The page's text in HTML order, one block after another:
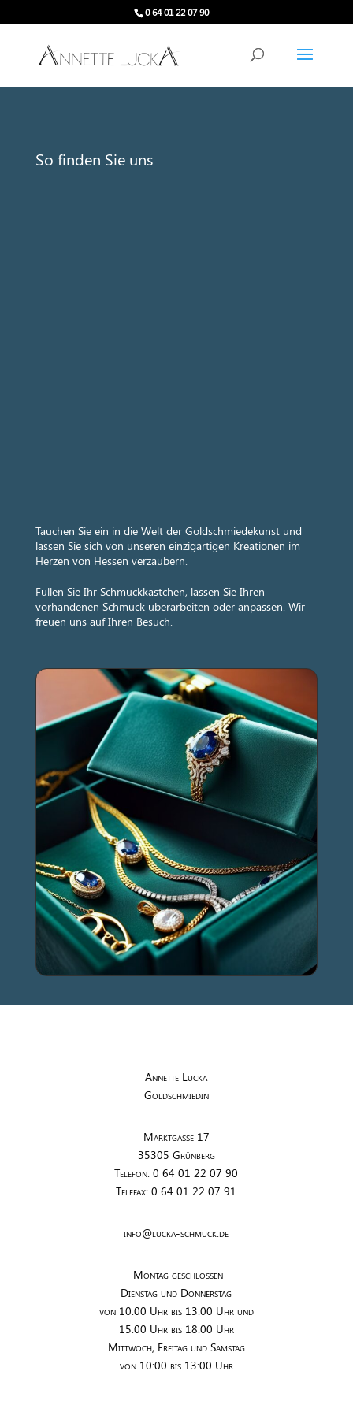
0 64 01 22 07 90
So finden Sie uns
Tauchen Sie ein in die Welt der Goldschmiedekunst und
lassen Sie sich von unseren einzigartigen Kreationen im
Herzen von Hessen verzaubern.
Füllen Sie Ihr Schmuckkästchen, lassen Sie Ihren
vorhandenen Schmuck überarbeiten oder anpassen. Wir
freuen uns auf Ihren Besuch.
Annette Lucka
Goldschmiedin
Marktgasse 17
35305 Grünberg
Telefon: 0 64 01 22 07 90
Telefax: 0 64 01 22 07 91
info@lucka-schmuck.de
Montag geschlossen
Dienstag und Donnerstag
von 10:00 Uhr bis 13:00 Uhr und
15:00 Uhr bis 18:00 Uhr
Mittwoch, Freitag und Samstag
von 10:00 bis 13:00 Uhr